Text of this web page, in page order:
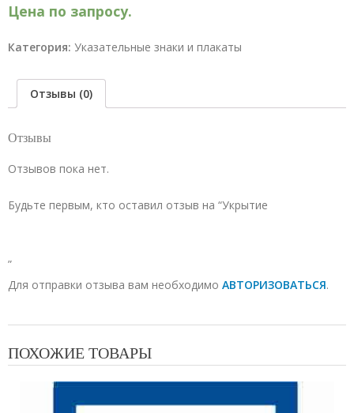
Цена по запросу.
Категория: Указательные знаки и плакаты
Отзывы (0)
Отзывы
Отзывов пока нет.
Будьте первым, кто оставил отзыв на “Укрытие
”
Для отправки отзыва вам необходимо АВТОРИЗОВАТЬСЯ.
ПОХОЖИЕ ТОВАРЫ